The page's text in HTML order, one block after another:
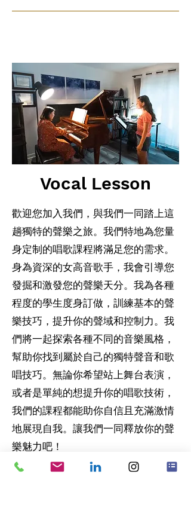
Vocal Lesson
歡迎您加入我們，與我們一同踏上這
趟獨特的聲樂之旅。我們特地為您量
身定制的唱歌課程將滿足您的需求。
身為資深的女高音歌手，我會引導您
發掘和激發您的聲樂天分。我為各種
程度的學生度身訂做，訓練基本的聲
樂技巧，提升你的聲域和控制力。我
們將一起探索各種不同的音樂風格，
幫助你找到屬於自己的獨特聲音和歌
唱技巧。無論你希望站上舞台表演，
或者是單純的想提升你的唱歌技術，
我們的課程都能助你自信且充滿激情
地展現自我。讓我們一同釋放你的聲
樂魅力吧！